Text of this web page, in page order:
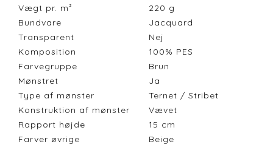
Vægt pr. m²
220 g
Bundvare
Jacquard
Transparent
Nej
Komposition
100% PES
Farvegruppe
Brun
Mønstret
Ja
Type af mønster
Ternet / Stribet
Konstruktion af mønster
Vævet
Rapport højde
15 cm
Farver øvrige
Beige